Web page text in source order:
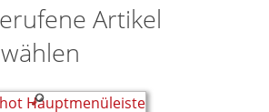
Artikel